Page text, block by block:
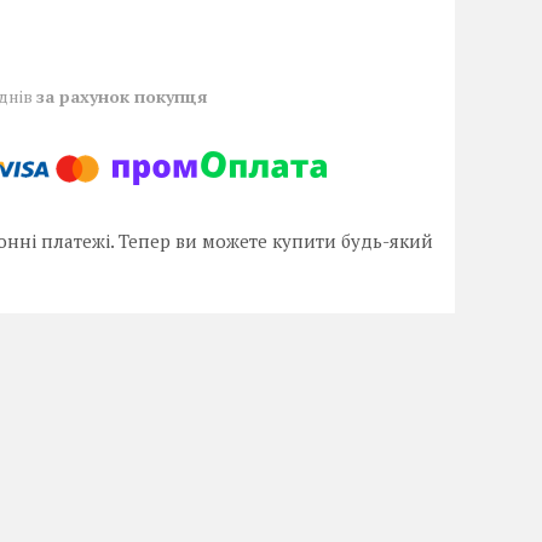
за рахунок покупця
платежі. Тепер ви можете купити будь-який